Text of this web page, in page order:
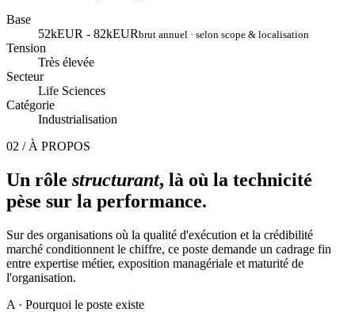
Base
52kEUR - 82kEURbrut annuel · selon scope & localisation
Tension
Très élevée
Secteur
Life Sciences
Catégorie
Industrialisation
02 / À PROPOS
Un rôle structurant, là où la technicité
pèse sur la performance.
Sur des organisations où la qualité d'exécution et la crédibilité
marché conditionnent le chiffre, ce poste demande un cadrage fin
entre expertise métier, exposition managériale et maturité de
l'organisation.
A · Pourquoi le poste existe